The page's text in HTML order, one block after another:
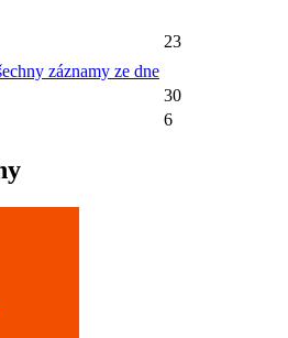
záznamy ze dne
23
30
6